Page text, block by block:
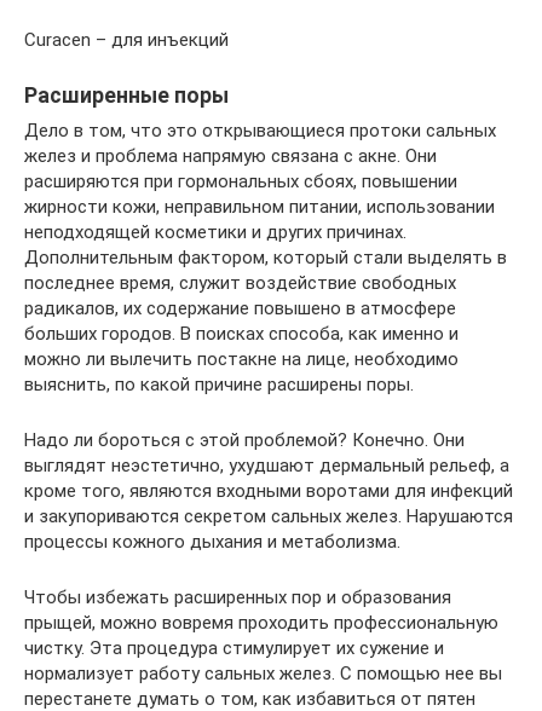
Curacen – для инъекций
Расширенные поры
Дело в том, что это открывающиеся протоки сальных
желез и проблема напрямую связана с акне. Они
расширяются при гормональных сбоях, повышении
жирности кожи, неправильном питании, использовании
неподходящей косметики и других причинах.
Дополнительным фактором, который стали выделять в
последнее время, служит воздействие свободных
радикалов, их содержание повышено в атмосфере
больших городов. В поисках способа, как именно и
можно ли вылечить постакне на лице, необходимо
выяснить, по какой причине расширены поры.
Надо ли бороться с этой проблемой? Конечно. Они
выглядят неэстетично, ухудшают дермальный рельеф, а
кроме того, являются входными воротами для инфекций
и закупориваются секретом сальных желез. Нарушаются
процессы кожного дыхания и метаболизма.
Чтобы избежать расширенных пор и образования
прыщей, можно вовремя проходить профессиональную
чистку. Эта процедура стимулирует их сужение и
нормализует работу сальных желез. С помощью нее вы
перестанете думать о том, как избавиться от пятен